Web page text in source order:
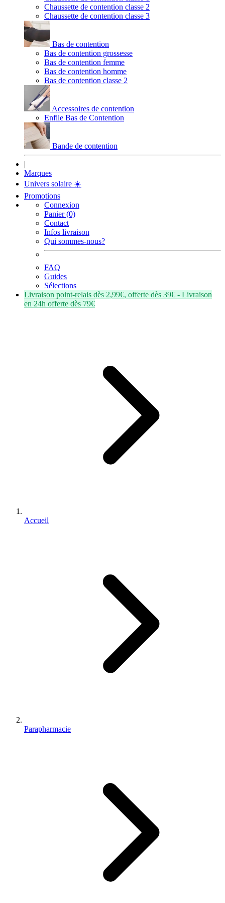
Chaussette de contention classe 2
Chaussette de contention classe 3
Bas de contention
Bas de contention grossesse
Bas de contention femme
Bas de contention homme
Bas de contention classe 2
Accessoires de contention
Enfile Bas de Contention
Bande de contention
|
Marques
Univers solaire ☀️
Promotions
Connexion
Panier (0)
Contact
Infos livraison
Qui sommes-nous?
FAQ
Guides
Sélections
Livraison point-relais dès 2,99€, offerte dès 39€ - Livraison
en 24h offerte dès 79€
Accueil
Parapharmacie